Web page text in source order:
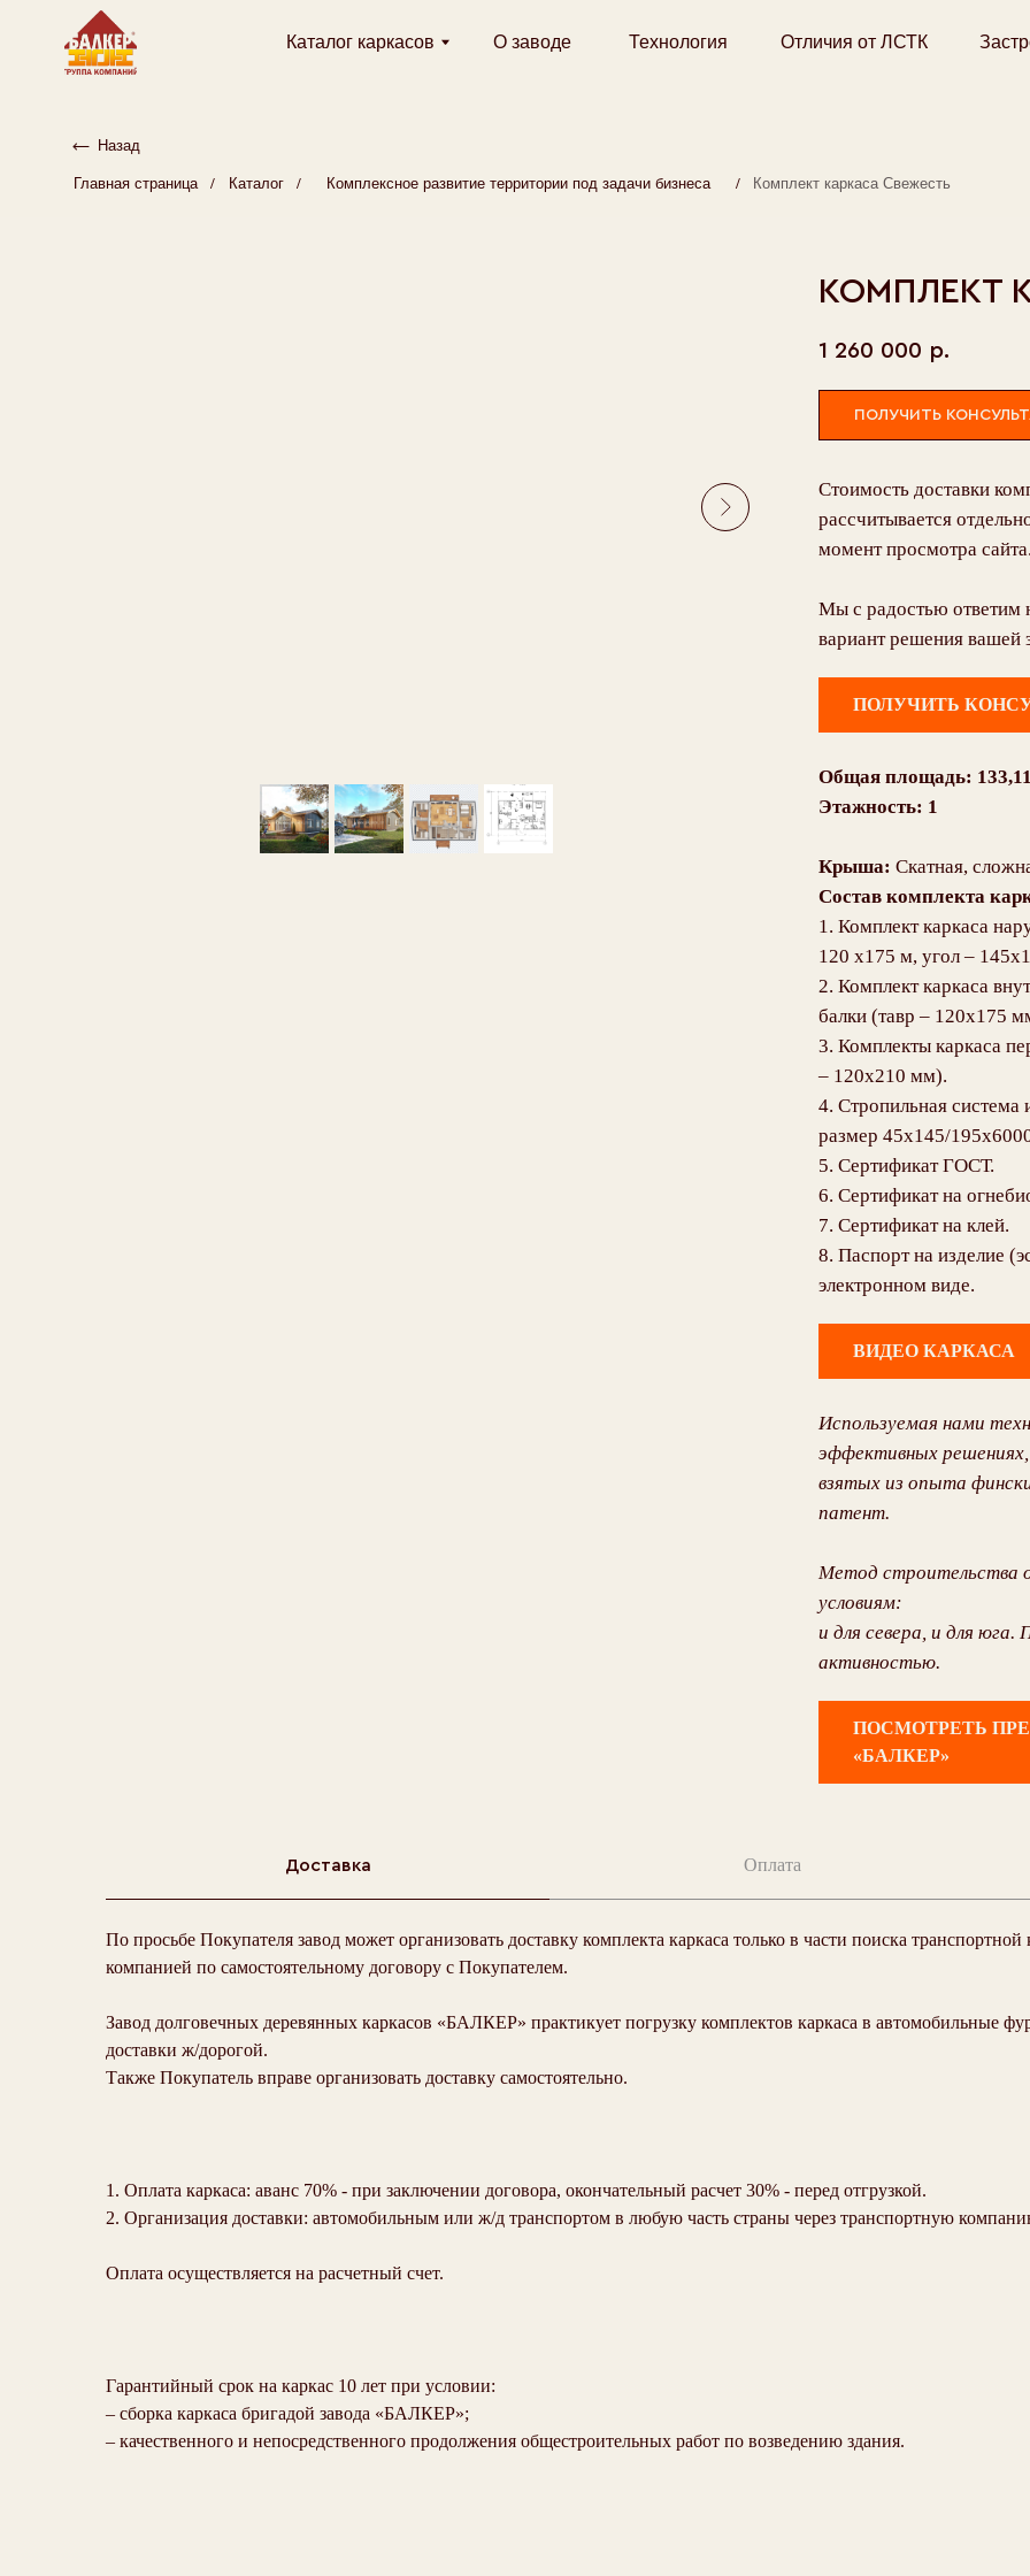
Каталог каркасов О заводе Технология Отличия от ЛСТК Застройщикам
КОМПЛЕКТ
1 260 000 р.
ПОЛУЧИТЬ
Стоимость доставки
рассчитывается
момент просмотра
Мы с радостью ответим
вариант решения вашей
ПОЛУЧИТЬ
Общая площадь:
Этажность: 1
Крыша: Скатная,
Состав комплекта
1. Комплект каркаса
120 х175 м, угол –
2. Комплект каркаса
балки (тавр – 120х175
3. Комплекты каркаса
– 120х210 мм).
4. Стропильная система
размер 45х145/
5. Сертификат ГОСТ.
6. Сертификат на
7. Сертификат на клей.
8. Паспорт на изделие
электронном виде.
ВИДЕО КАРКАСА
Используемая нами
эффективных решениях,
взятых из опыта
патент.
Метод строительства
условиям:
и для севера, и для
активностью.
ПОСМОТРЕТЬ
«БАЛКЕР»
Доставка Оплата
По просьбе Покупателя завод может организовать доставку комплекта каркаса только в части поиска
компанией по самостоятельному договору с Покупателем.
Завод долговечных деревянных каркасов «БАЛКЕР» практикует погрузку комплектов каркаса в автомобильные
доставки ж/дорогой.
Также Покупатель вправе организовать доставку самостоятельно.
1. Оплата каркаса: аванс 70% - при заключении договора, окончательный расчет 30% - перед отгрузкой.
2. Организация доставки: автомобильным или ж/д транспортом в любую часть страны через транспортную
Оплата осуществляется на расчетный счет.
Гарантийный срок на каркас 10 лет при условии:
– сборка каркаса бригадой завода «БАЛКЕР»;
– качественного и непосредственного продолжения общестроительных работ по возведению здания.